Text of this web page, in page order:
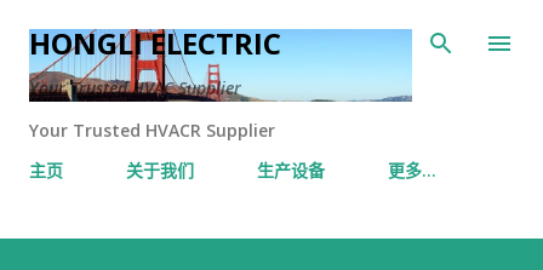
跳至主要内容
HONGLI ELECTRIC
Your Trusted HVAC Supplier
Your Trusted HVACR Supplier
主页
关于我们 生产设备 更多…